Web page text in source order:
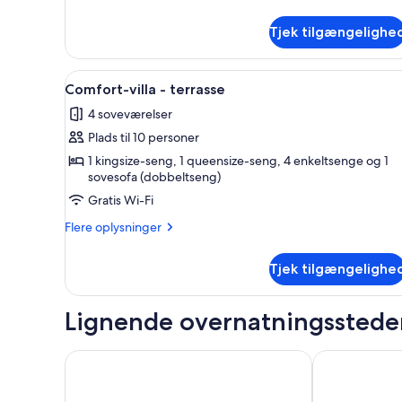
Bedroom
Apartment
Garden
or
Terrace
Tjek
Indlæs
alle
billeder
af
Comfort-
villa
-
terrasse
En seng med baldakin med
7
Comfort-villa - terrasse
4 soveværelser
Plads til 10 personer
1 kingsize-seng, 1 queensize-seng, 4 enkeltsenge og 1
sovesofa (dobbeltseng)
Gratis Wi-Fi
Flere oplysninger
Flere
villa
terrasse
Tjek
Lignende
ANGLET Chambre d'Amour hus havudsigt til
T3-